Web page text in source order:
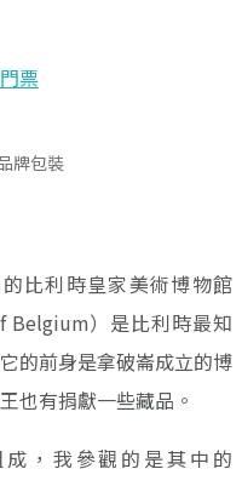
票
牌包裝
比利時皇家美術博物館
Belgium）是比利時最知
的前身是拿破崙成立的博
也有捐獻一些藏品。
，我參觀的是其中的